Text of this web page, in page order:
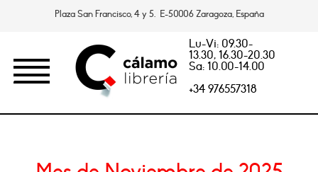
Plaza San Francisco, 4 y 5. E-50006 Zaragoza, España
Lu-Vi: 09.30-
13.30, 16.30-20.30
Sa: 10.00-14.00
+34 976557318